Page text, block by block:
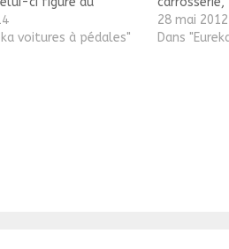
1924. C'est le plus
N° 6, équipé de
voitures à pédales"
sujet qui
Euréka. A
28 mai 2012
Dans